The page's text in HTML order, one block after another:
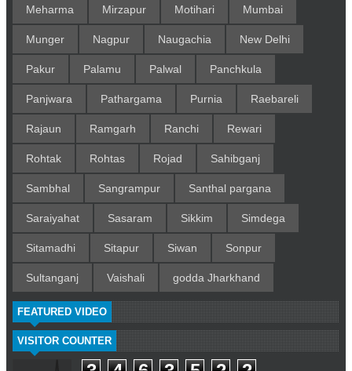
Meharma Mirzapur Motihari Mumbai
Munger Nagpur Naugachia New Delhi
Pakur Palamu Palwal Panchkula
Panjwara Pathargama Purnia Raebareli
Rajaun Ramgarh Ranchi Rewari
Rohtak Rohtas Rojad Sahibganj
Sambhal Sangrampur Santhal pargana
Saraiyahat Sasaram Sikkim Simdega
Sitamadhi Sitapur Siwan Sonpur
Sultanganj Vaishali godda Jharkhand
FEATURED VIDEO
VISITOR COUNTER